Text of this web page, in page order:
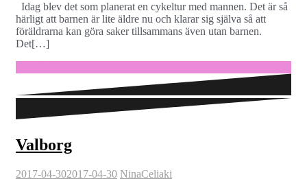
Idag blev det som planerat en cykeltur med mannen. Det är så
härligt att barnen är lite äldre nu och klarar sig själva så att
föräldrarna kan göra saker tillsammans även utan barnen.
Det[…]
Valborg
2017-04-302017-04-30 NinaCeliaki